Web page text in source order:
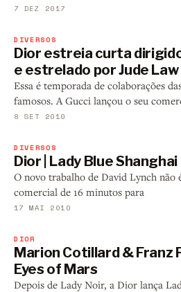
7 DEZ 2017
DIVERSOS
Dior estreia curta
e estrelado por Jude Law
Essa é temporada de colaborações
famosos. A Gucci lançou o seu
8 SET 2010
DIVERSOS
Dior | Lady Blue Shanghai
O novo trabalho de David Lynch não
comercial de 16 minutos para
17 MAI 2010
DIOR
Marion Cotillard & Franz
Eyes of Mars
Depois de Lady Noir, a Dior lança